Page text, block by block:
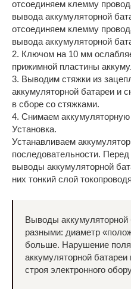
отсоединяем клемму
вывода аккумуляторной
отсоединяем клемму
вывода аккумуляторной
2. Ключом на 10 мм
прижимной пластины
3. Выводим стяжки из
аккумуляторной батареи и
в сборе со стяжками.
4. Снимаем
Установка.
Устанавливаем
последовательности.
выводы аккумуляторной
них тонкий слой
Выводы
разными: диаметр
больше. Нарушение
аккумуляторной
строя электронного